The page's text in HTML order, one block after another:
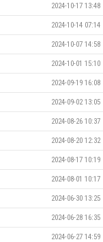
2024-10-17 13:48
2024-10-14 07:14
2024-10-07 14:58
2024-10-01 15:10
2024-09-19 16:08
2024-09-02 13:05
2024-08-26 10:37
2024-08-20 12:32
2024-08-17 10:19
2024-08-01 10:17
2024-06-30 13:25
2024-06-28 16:35
2024-06-27 14:59